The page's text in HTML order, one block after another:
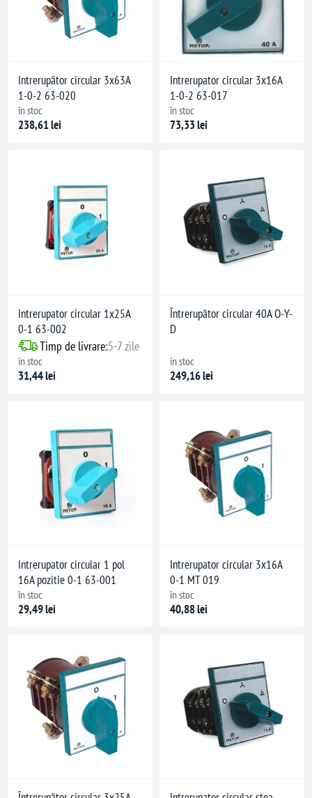
Intrerupător circular 3x63A
1-0-2 63-020
în stoc
238,61 lei
Intrerupator circular 3x16A
1-0-2 63-017
în stoc
73,33 lei
Intrerupator circular 1x25A
0-1 63-002
Timp de livrare:5-7 zile
în stoc
31,44 lei
Întrerupător circular 40A O-Y-
D
în stoc
249,16 lei
Intrerupator circular 1 pol
16A pozitie 0-1 63-001
în stoc
29,49 lei
Intrerupator circular 3x16A
0-1 MT 019
în stoc
40,88 lei